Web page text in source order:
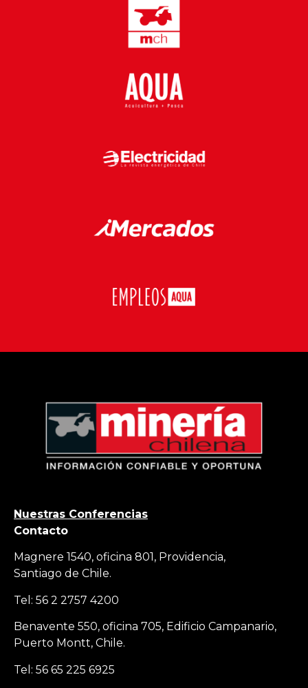
Nuestras Conferencias
Contacto
Magnere 1540, oficina 801, Providencia,
Santiago de Chile.
Tel: 56 2 2757 4200
Benavente 550, oficina 705, Edificio Campanario,
Puerto Montt, Chile.
Tel: 56 65 225 6925